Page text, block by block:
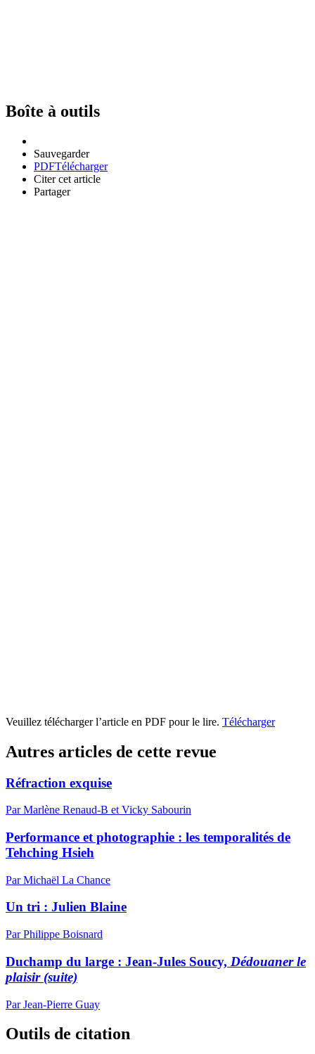
Boîte à outils
Sauvegarder
PDFTélécharger
Citer cet article
Partager
Veuillez télécharger l’article en PDF pour le lire. Télécharger
Autres articles de cette revue
Réfraction exquise
Par Marlène Renaud-B et Vicky Sabourin
Performance et photographie : les temporalités de
Tehching Hsieh
Par Michaël La Chance
Un tri : Julien Blaine
Par Philippe Boisnard
Duchamp du large : Jean-Jules Soucy, Dédouaner le
plaisir (suite)
Par Jean-Pierre Guay
Outils de citation